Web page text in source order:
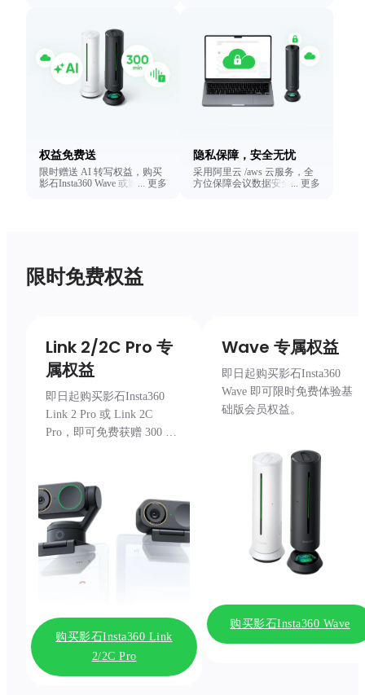
权益免费送
限时赠送 AI 转写权益，购买
影石Insta360 Wave 或影石 更多
隐私保障，安全无忧
采用阿里云 /aws 云服务，全
方位保障会议数据安全，隐私
更多
限时免费权益
Link 2/2C Pro 专
属权益
即日起购买影石Insta360
Link 2 Pro 或 Link 2C
Pro，即可免费获赠 300 分
购买影石Insta360 Link
2/2C Pro
Wave 专属权益
即日起购买影石Insta360
Wave 即可限时免费体验基
础版会员权益。
购买影石Insta360 Wave